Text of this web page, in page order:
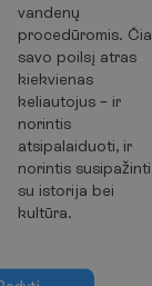
vandenų
procedūromis. Čia
savo poilsį atras
kiekvienas
keliautojus – ir
norintis
atsipalaiduoti, ir
norintis susipažinti
su istorija bei
kultūra.